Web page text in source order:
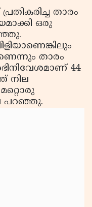
താരം
ഒരു
താരം
44
നില
പറഞ്ഞു.